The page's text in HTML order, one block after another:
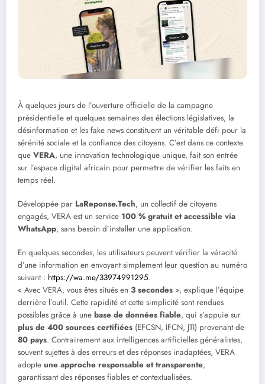
À quelques jours de l’ouverture officielle de la campagne
présidentielle et quelques semaines des élections législatives, la
désinformation et les fake news constituent un véritable défi pour la
sérénité sociale et la confiance des citoyens. C’est dans ce contexte
que VERA, une innovation technologique unique, fait son entrée
sur l’espace digital africain pour permettre de vérifier les faits en
temps réel.
Développée par LaReponse.Tech, un collectif de citoyens
engagés, VERA est un service 100 % gratuit et accessible via
WhatsApp, sans besoin d’installer une application.
En quelques secondes, les utilisateurs peuvent vérifier la véracité
d’une information en envoyant simplement leur question au numéro
suivant : https://wa.me/33974991295.
« Avec VERA, vous êtes situés en 3 secondes », explique l’équipe
derrière l’outil. Cette rapidité et cette simplicité sont rendues
possibles grâce à une base de données fiable, qui s’appuie sur
plus de 400 sources certifiées (EFCSN, IFCN, JTI) provenant de
80 pays. Contrairement aux intelligences artificielles généralistes,
souvent sujettes à des erreurs et des réponses inadaptées, VERA
adopte une approche responsable et transparente,
garantissant des réponses fiables et contextualisées.